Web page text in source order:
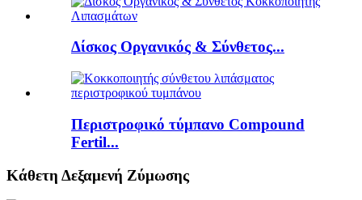
Δίσκος Οργανικός & Σύνθετος...
Περιστροφικό τύμπανο Compound
Fertil...
Κάθετη Δεξαμενή Ζύμωσης